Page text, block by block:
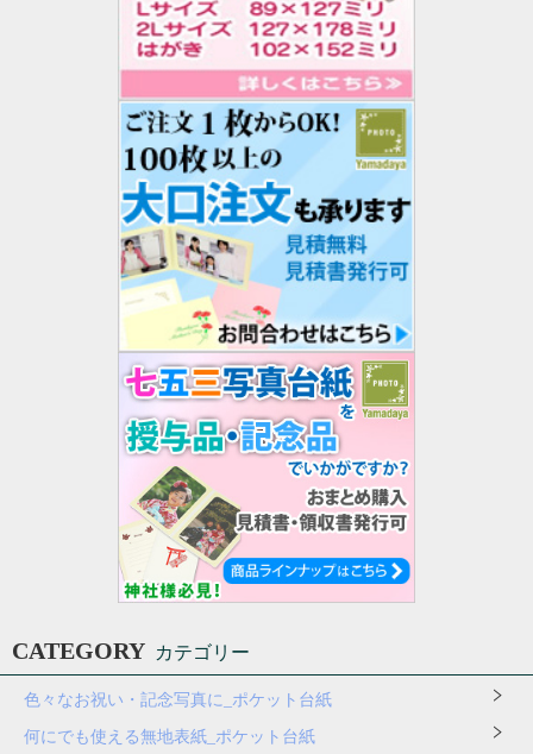
CATEGORY カテゴリー
色々なお祝い・記念写真に_ポケット台紙
何にでも使える無地表紙_ポケット台紙